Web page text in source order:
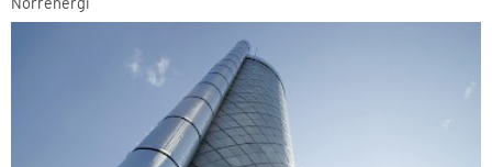
Norrenergi